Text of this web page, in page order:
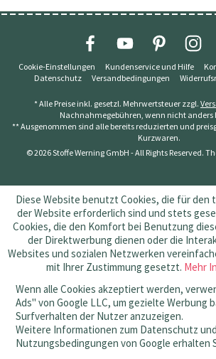
Cookie-Einstellungen Kundenservice und Hilfe
Datenschutz
Versandbedingungen
* Alle Preise inkl. gesetzl. Mehrwertsteuer zzgl.
Nachnahmegebühren, wenn nicht anders
** Ausgenommen sind alle bereits reduzierten und
Kurzwaren.
© 2026 Stoffe Werning GmbH - All Rights Reserved.
Diese Website benutzt Cookies, die für den
der Website erforderlich sind und stets
Cookies, die den Komfort bei Benutzung
der Direktwerbung dienen oder die
Websites und sozialen Netzwerken
mit Ihrer Zustimmung gesetzt. Mehr
Wenn alle Cookies akzeptiert werden,
Ads" von Google LLC, um gezielte Werbung
Surfverhalten der Nutzer anzuzeigen.
Weitere Informationen zum Datenschutz
Nutzungsbedingungen von Google erhalten